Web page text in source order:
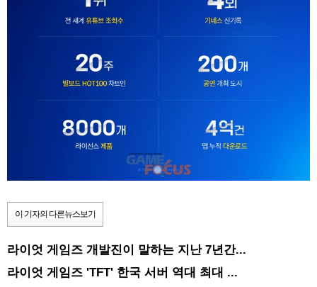
이 기자의 다른뉴스보기
라이엇 게임즈 개발진이 말하는 지난 7년간...
라이엇 게임즈 'TFT' 한국 서버 역대 최대 ...